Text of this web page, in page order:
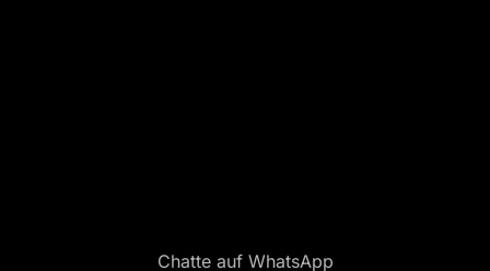
Chatte auf WhatsApp